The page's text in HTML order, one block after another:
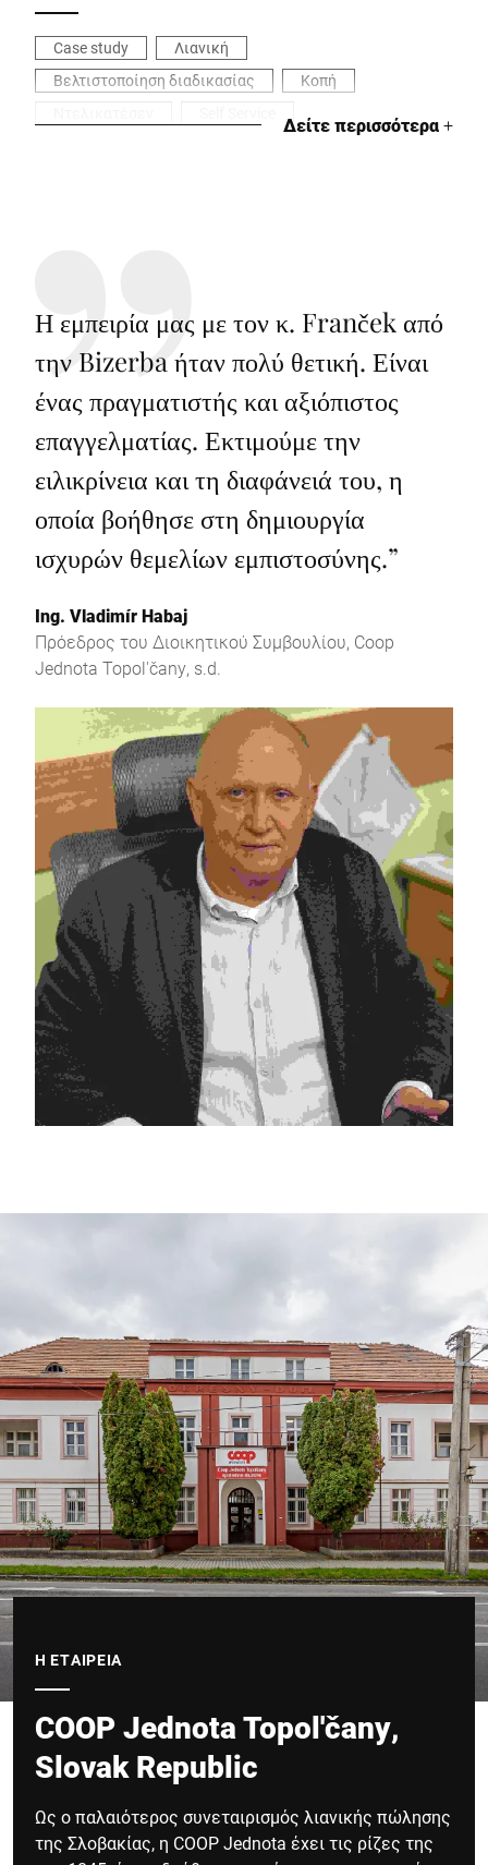
Case study
Λιανική
Βελτιστοποίηση διαδικασίας
Κοπή
Δείτε περισσότερα+
Η εμπειρία μας με τον κ. Franček από
την Bizerba ήταν πολύ θετική. Είναι
ένας πραγματιστής και αξιόπιστος
επαγγελματίας. Εκτιμούμε την
ειλικρίνεια και τη διαφάνειά του, η
οποία βοήθησε στη δημιουργία
ισχυρών θεμελίων εμπιστοσύνης.”
Ing. Vladimír Habaj
Πρόεδρος του Διοικητικού Συμβουλίου, Coop
Jednota Topol'čany, s.d.
Η ΕΤΑΙΡΕΙΑ
COOP Jednota Topol'čany,
Slovak Republic
Ως ο παλαιότερος συνεταιρισμός λιανικής πώλησης
της Σλοβακίας, η COOP Jednota έχει τις ρίζες της